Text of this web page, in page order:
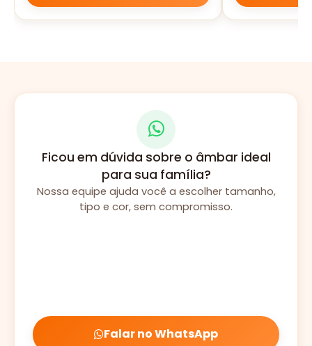
Ficou em dúvida sobre o âmbar ideal
para sua família?
Nossa equipe ajuda você a escolher tamanho,
tipo e cor, sem compromisso.
Falar no WhatsApp